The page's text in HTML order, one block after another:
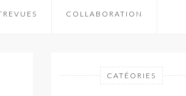
COLLABORATION
CATÉORIES